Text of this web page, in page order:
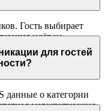
Гость выбирает
идёт на
на робота с нужным
для гостей
о категории
маршрутизация